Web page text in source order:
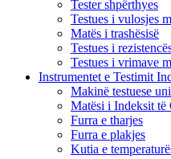
Tester shpërthyes
Testues i vulosjes
Matës i trashësisë
Testues i
Testues i vrimave
Instrumentet e Testimit
Makinë testuese
Matësi i Indeksit të
Furra e tharjes
Furra e plakjes
Kutia e